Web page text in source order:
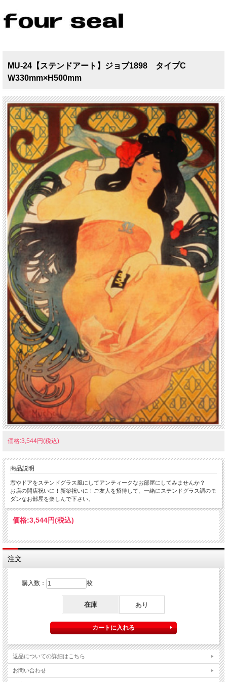
MU-24【ステンドアート】ジョブ1898 タイプC
W330mm×H500mm
価格:3,544円(税込)
商品説明
窓やドアをステンドグラス風にしてアンティークなお部屋にしてみませんか？
お店の開店祝いに！新築祝いに！ご友人を招待して、一緒にステンドグラス調のモ
ダンなお部屋を楽しんで下さい。
価格:3,544円(税込)
注文
購入数： 枚
在庫 あり
返品についての詳細はこちら
お問い合わせ